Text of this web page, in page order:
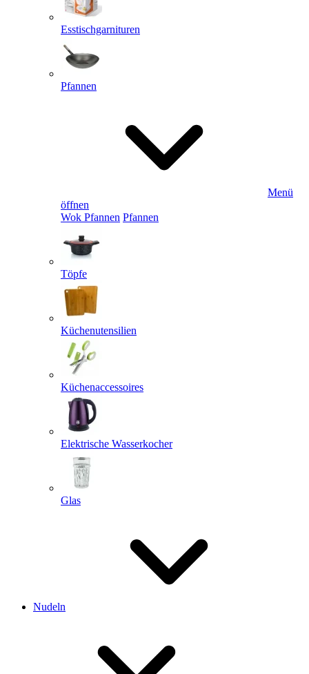
Esstischgarnituren
Pfannen
Menü
öffnen
Wok Pfannen Pfannen
Töpfe
Küchenutensilien
Küchenaccessoires
Elektrische Wasserkocher
Glas
Nudeln